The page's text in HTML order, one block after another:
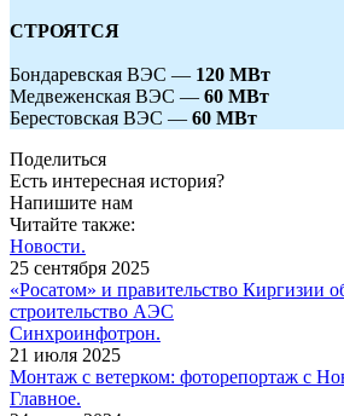
СТРОЯТСЯ
Бондаревская ВЭС — ​ 120 МВт
Медвеженская ВЭС — ​ 60 МВт
Берестовская ВЭС — ​ 60 МВт
Поделиться
Есть интересная история?
Напишите нам
Читайте также:
Новости.
25 сентября 2025
«Росатом» и правительство Киргизии
строительство АЭС
Синхроинфотрон.
21 июля 2025
Монтаж с ветерком: фоторепортаж с
Главное.